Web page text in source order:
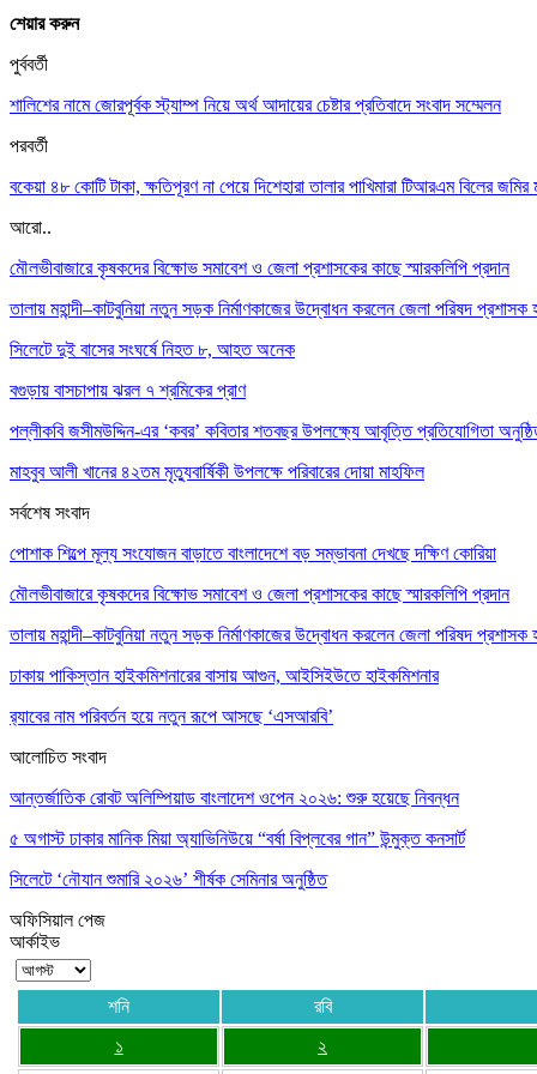
শেয়ার করুন
পুর্ববর্তী
শালিশের নামে জোরপূর্বক স্ট্যাম্প নিয়ে অর্থ আদায়ের চেষ্টার প্রতিবাদে সংবাদ সম্মেলন
পরবর্তী
বকেয়া ৪৮ কোটি টাকা, ক্ষতিপূরণ না পেয়ে দিশেহারা তালার পাখিমারা টিআরএম বিলের জমির
আরো..
মৌলভীবাজারে কৃষকদের বিক্ষোভ সমাবেশ ও জেলা প্রশাসকের কাছে স্মারকলিপি প্রদান
তালায় মহান্দী–কাটবুনিয়া নতুন সড়ক নির্মাণকাজের উদ্বোধন করলেন জেলা পরিষদ প্রশাসক
সিলেটে দুই বাসের সংঘর্ষে নিহত ৮, আহত অনেক
বগুড়ায় বাসচাপায় ঝরল ৭ শ্রমিকের প্রাণ
পল্লীকবি জসীমউদ্দিন-এর ‘কবর’ কবিতার শতবছর উপলক্ষ্যে আবৃত্তি প্রতিযোগিতা
মাহবুব আলী খানের ৪২তম মৃত্যুবার্ষিকী উপলক্ষে পরিবারের দোয়া মাহফিল
সর্বশেষ সংবাদ
পোশাক শিল্পে মূল্য সংযোজন বাড়াতে বাংলাদেশে বড় সম্ভাবনা দেখছে দক্ষিণ কোরিয়া
মৌলভীবাজারে কৃষকদের বিক্ষোভ সমাবেশ ও জেলা প্রশাসকের কাছে স্মারকলিপি প্রদান
তালায় মহান্দী–কাটবুনিয়া নতুন সড়ক নির্মাণকাজের উদ্বোধন করলেন জেলা পরিষদ প্রশাসক
ঢাকায় পাকিস্তান হাইকমিশনারের বাসায় আগুন, আইসিইউতে হাইকমিশনার
র‌্যাবের নাম পরিবর্তন হয়ে নতুন রূপে আসছে ‘এসআরবি’
আলোচিত সংবাদ
আন্তর্জাতিক রোবট অলিম্পিয়াড বাংলাদেশ ওপেন ২০২৬: শুরু হয়েছে নিবন্ধন
৫ অগাস্ট ঢাকার মানিক মিয়া অ্যাভিনিউয়ে “বর্ষা বিপ্লবের গান” উন্মুক্ত কনসার্ট
সিলেটে ‘নৌযান শুমারি ২০২৬’ শীর্ষক সেমিনার অনুষ্ঠিত
অফিসিয়াল পেজ
আর্কাইভ
শনি রবি
১
২